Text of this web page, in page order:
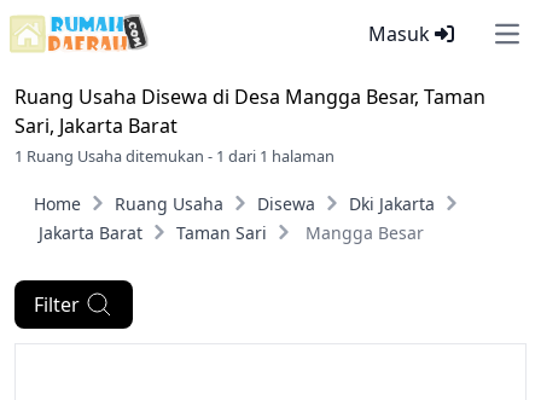
Masuk
Ruang Usaha Disewa di Desa Mangga Besar, Taman
Sari, Jakarta Barat
1 Ruang Usaha ditemukan - 1 dari 1 halaman
Home Ruang Usaha Disewa
Dki Jakarta
Jakarta Barat
Taman Sari Mangga Besar
Filter